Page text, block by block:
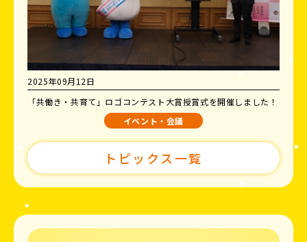
2025年09月12日
「共働き・共育て」ロゴコンテスト大賞授賞式を開催しました！
イベント・会議
トピックス一覧